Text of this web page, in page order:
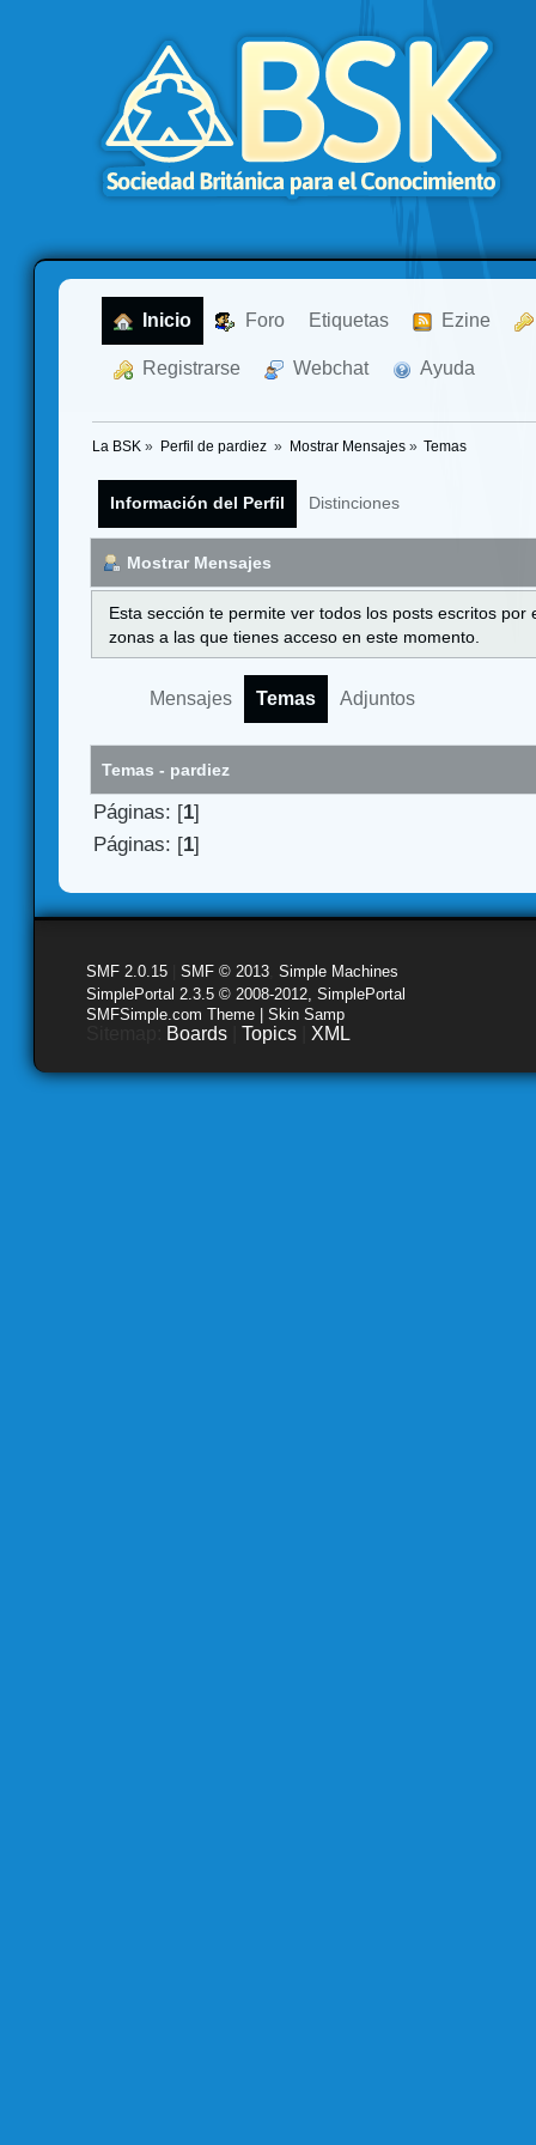
Inicio Foro Etiquetas Ezine
Registrarse Webchat Ayuda
La BSK » Perfil de pardiez » Mostrar Mensajes» Temas
Información del Perfil Distinciones
Mostrar Mensajes
Esta sección te permite ver todos los posts escritos
zonas a las que tienes acceso en este momento.
Mensajes Temas Adjuntos
Temas - pardiez
Páginas: [1]
Páginas: [1]
SMF 2.0.15 SMF © 2013 Simple Machines
SimplePortal 2.3.5 © 2008-2012, SimplePortal
SMFSimple.com Theme | Skin Samp
Boards Topics XML